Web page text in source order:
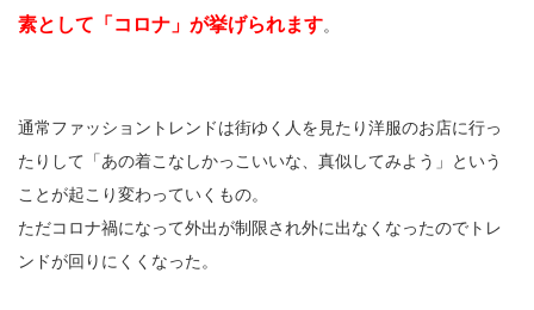
素として「コロナ」が挙げられます。
通常ファッショントレンドは街ゆく人を見たり洋服のお店に行っ
たりして「あの着こなしかっこいいな、真似してみよう」という
ことが起こり変わっていくもの。
ただコロナ禍になって外出が制限され外に出なくなったのでトレ
ンドが回りにくくなった。